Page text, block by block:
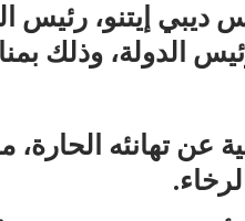
ديبي إيتنو،
الدولة، وذلك
عن تهانئه الحارة،